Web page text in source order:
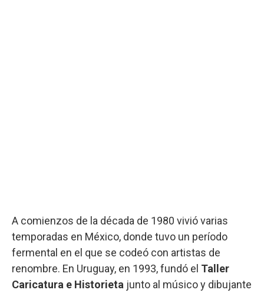
A comienzos de la década de 1980 vivió varias
temporadas en México, donde tuvo un período
fermental en el que se codeó con artistas de
renombre. En Uruguay, en 1993, fundó el Taller
Caricatura e Historieta junto al músico y dibujante